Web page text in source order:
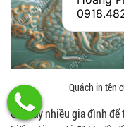
Quách in tên
Giờ đây nhiều gia đình